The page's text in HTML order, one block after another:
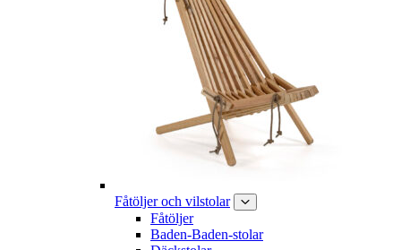
Fåtöljer och vilstolar
Fåtöljer
Baden-Baden-stolar